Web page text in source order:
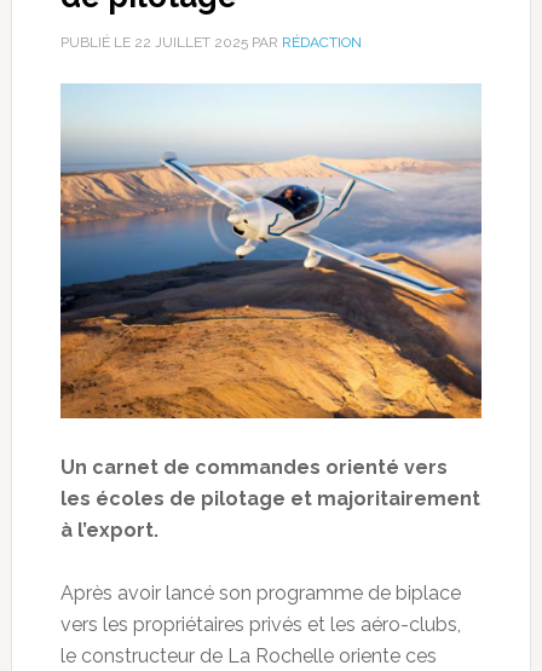
PUBLIÉ LE 22 JUILLET 2025PAR RÉDACTION
Un carnet de commandes orienté vers
les écoles de pilotage et majoritairement
à l’export.
Après avoir lancé son programme de biplace
vers les propriétaires privés et les aéro-clubs,
le constructeur de La Rochelle oriente ces